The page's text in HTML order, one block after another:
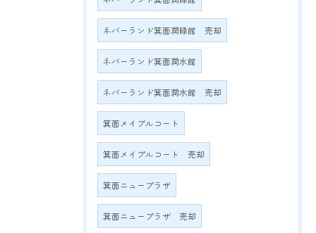
ネバーランド箕面潤緑館 売却
ネバーランド箕面潤水館
ネバーランド箕面潤水館 売却
箕面メイプルコート
箕面メイプルコート 売却
箕面ニュープラザ
箕面ニュープラザ 売却